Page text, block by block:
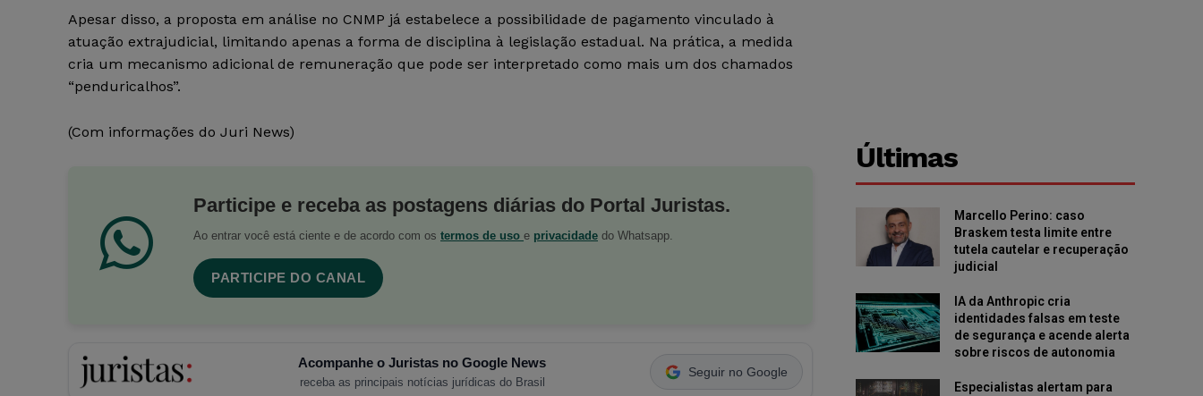
Apesar disso, a proposta em análise no CNMP já estabelece a possibilidade de pagamento vinculado à
atuação extrajudicial, limitando apenas a forma de disciplina à legislação estadual. Na prática, a medida
cria um mecanismo adicional de remuneração que pode ser interpretado como mais um dos chamados
“penduricalhos”.
(Com informações do Juri News)
Participe e receba as postagens diárias do Portal Juristas.
Ao entrar você está ciente e de acordo com os termos de uso e privacidade do Whatsapp.
PARTICIPE DO CANAL
Acompanhe o Juristas no Google News
receba as principais notícias jurídicas do Brasil
Seguir no Google
Últimas
Marcello Perino: caso
Braskem testa limite entre
tutela cautelar e recuperação
judicial
IA da Anthropic cria
identidades falsas em teste
de segurança e acende alerta
sobre riscos de autonomia
Especialistas alertam para